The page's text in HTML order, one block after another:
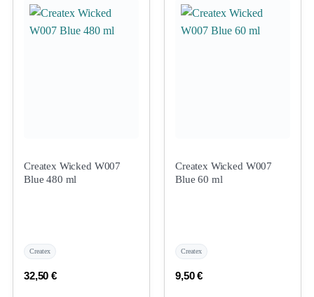
Createx Wicked W007
Blue 480 ml
Createx
32,50€
Createx Wicked W007
Blue 60 ml
Createx
9,50€